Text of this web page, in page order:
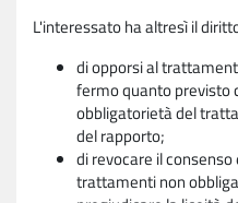
L'interessato ha altresì il
di opporsi al
fermo quanto previsto
obbligatorietà del
del rapporto;
di revocare il
trattamenti non